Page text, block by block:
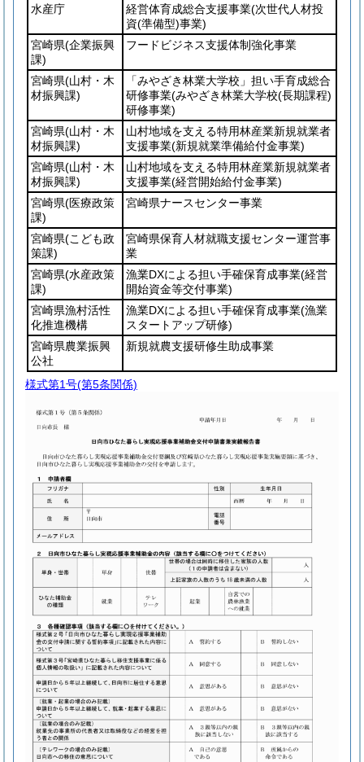
水産庁 経営体育成総合支援事業(次世代人材投
資(準備型)事業)
宮崎県(企業振興
課)
フードビジネス支援体制強化事業
宮崎県(山村・木
材振興課)
「みやざき林業大学校」担い手育成総合
研修事業(みやざき林業大学校(長期課程)
研修事業)
宮崎県(山村・木
材振興課)
山村地域を支える特用林産業新規就業者
支援事業(新規就業準備給付金事業)
宮崎県(山村・木
材振興課)
山村地域を支える特用林産業新規就業者
支援事業(経営開始給付金事業)
宮崎県(医療政策
課)
宮崎県ナースセンター事業
宮崎県(こども政
策課)
宮崎県保育人材就職支援センター運営事
業
宮崎県(水産政策
課)
漁業DXによる担い手確保育成事業(経営
開始資金等交付事業)
宮崎県漁村活性
化推進機構
漁業DXによる担い手確保育成事業(漁業
スタートアップ研修)
宮崎県農業振興
公社
新規就農支援研修生助成事業
様式第1号(第5条関係)